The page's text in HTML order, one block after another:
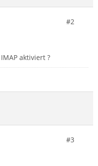
#2
aktiviert ?
#3